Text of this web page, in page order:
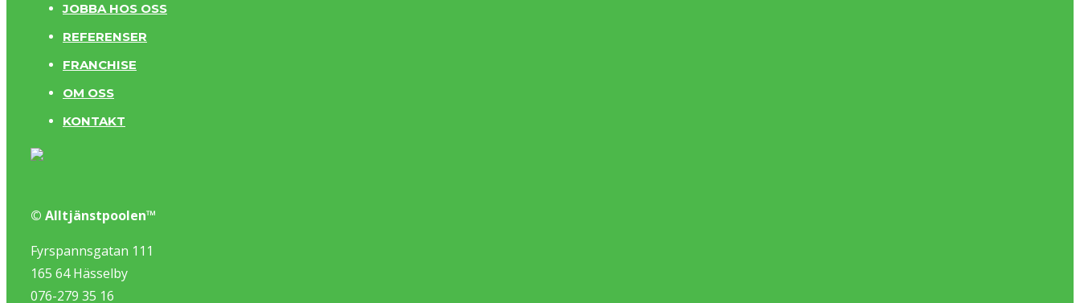
JOBBA HOS OSS
REFERENSER
FRANCHISE
OM OSS
KONTAKT
© Alltjänstpoolen™
Fyrspannsgatan 111
165 64 Hässelby
076-279 35 16